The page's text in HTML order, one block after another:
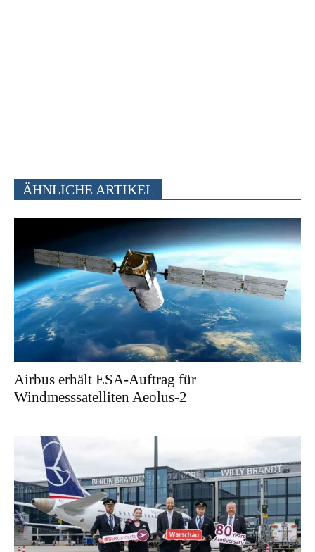
ÄHNLICHE ARTIKEL
Airbus erhält ESA-Auftrag für
Windmesssatelliten Aeolus-2